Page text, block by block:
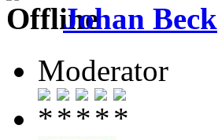
Johan Beck
Moderator